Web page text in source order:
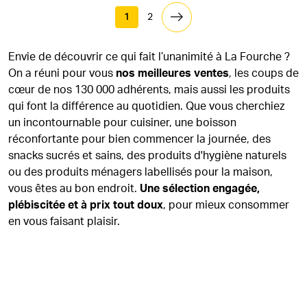
1 2
Envie de découvrir ce qui fait l’unanimité à La Fourche ?
On a réuni pour vous nos meilleures ventes, les coups de
cœur de nos 130 000 adhérents, mais aussi les produits
qui font la différence au quotidien. Que vous cherchiez
un incontournable pour cuisiner, une boisson
réconfortante pour bien commencer la journée, des
snacks sucrés et sains, des produits d'hygiène naturels
ou des produits ménagers labellisés pour la maison,
vous êtes au bon endroit. Une sélection engagée,
plébiscitée et à prix tout doux, pour mieux consommer
en vous faisant plaisir.